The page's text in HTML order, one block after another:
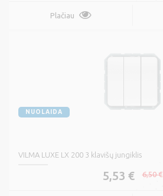
Plačiau
NUOLAIDA
VILMA LUXE LX 200 3 klavišų jungiklis
5,53 € 6,50 €